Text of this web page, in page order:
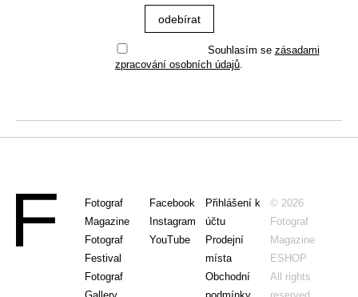
Souhlasím se zásadami
zpracování osobních údajů.
Fotograf
Magazine
Fotograf
Festival
Fotograf
Facebook
Instagram
YouTube
Přihlášení k
účtu
Prodejní
místa
Obchodní
© 2026
Fotograf
Magazine
ESHOP
All rights